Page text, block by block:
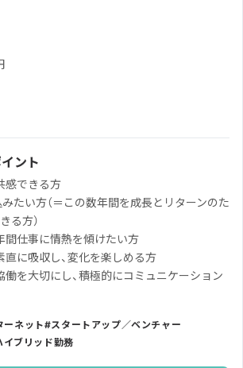
ント
感できる方
たい方（＝この数年間を成長とリターンのた
る方）
間仕事に情熱を傾けたい方
直に吸収し、変化を楽しめる方
働を大切にし、積極的にコミュニケーション
ーネット
スタートアップ／ベンチャー
イブリッド勤務